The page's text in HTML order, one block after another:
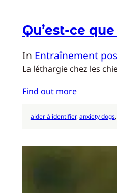
Qu’est-ce
In Entraînement
La léthargie chez les
Find out more
aider à identifier, anxiety dogs,